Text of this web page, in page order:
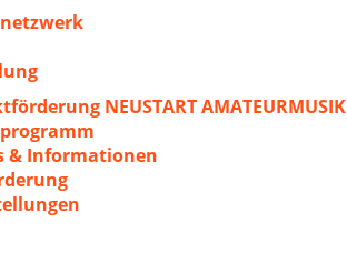
NEUSTART AMATEURMUSIK
& Informationen